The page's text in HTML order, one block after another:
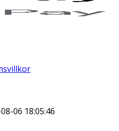
06 18:05:46